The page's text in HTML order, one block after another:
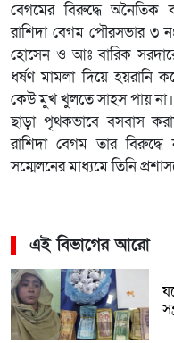
বেগমের বিরুদ্ধে অনৈতিক
রাশিদা বেগম পৌরসভার ৩
হোসেন ও আঃ বারিক
ধর্ষণ মামলা দিয়ে হয়রানি
কেউ মুখ খুলতে সাহস পায় না।
ছাড়া পৃথকভাবে বসবাস
রাশিদা বেগম তার বিরুদ্ধে
সম্মেলনের মাধ্যমে তিনি
এই বিভাগের আরো